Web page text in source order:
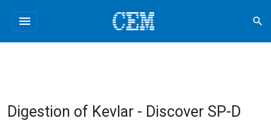
menu search
Digestion of Kevlar - Discover SP-D